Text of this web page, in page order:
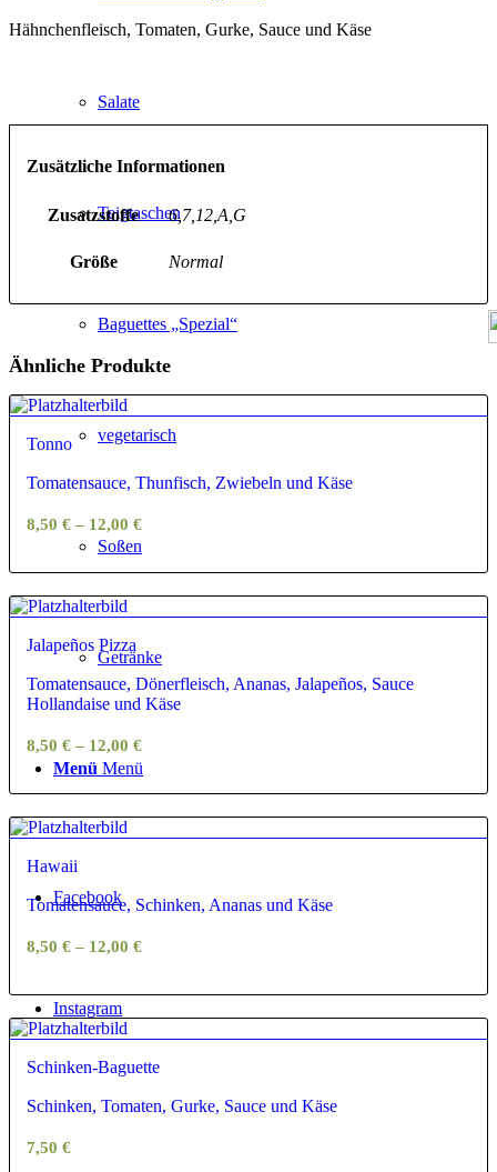
Salate
Teigtaschen
Baguettes „Spezial“
vegetarisch
Soßen
Getränke
Menü Menü
Facebook
Instagram
Hähnchenfleisch, Tomaten, Gurke, Sauce und Käse
Zusätzliche Informationen
Zusatzstoffe 6,7,12,A,G
Größe Normal
Ähnliche Produkte
Tonno
Tomatensauce, Thunfisch, Zwiebeln und Käse
8,50 € – 12,00 €
Jalapeños Pizza
Tomatensauce, Dönerfleisch, Ananas, Jalapeños, Sauce
Hollandaise und Käse
8,50 € – 12,00 €
Hawaii
Tomatensauce, Schinken, Ananas und Käse
8,50 € – 12,00 €
Schinken-Baguette
Schinken, Tomaten, Gurke, Sauce und Käse
7,50 €